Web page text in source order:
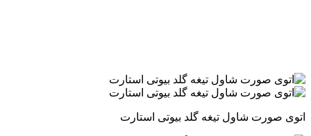
اتوی صورت شاول تیغه گلد بیوتی استارت